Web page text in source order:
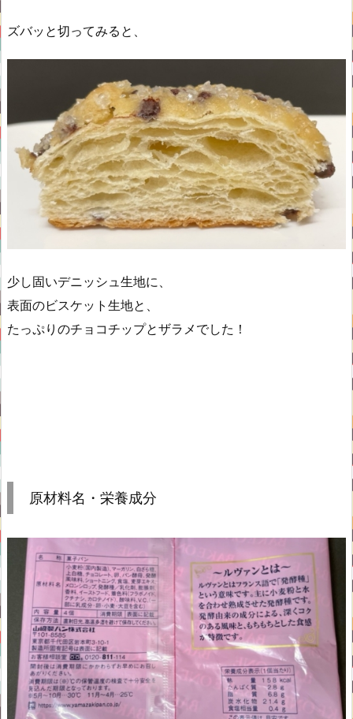
ズバッと切ってみると、
少し固いデニッシュ生地に、
表面のビスケット生地と、
たっぷりのチョコチップとザラメでした！
原材料名・栄養成分